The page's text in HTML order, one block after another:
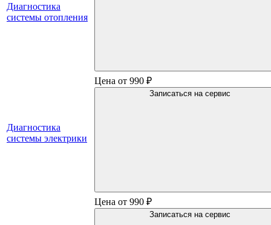
Диагностика
системы отопления
Диагностика
системы электрики
Цена от 990 ₽
Записаться на сервис
Цена от 990 ₽
Записаться на сервис